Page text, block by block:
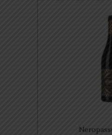
ITALIAANSE
RODE
Deze wijn
robijnrode
kruidig ​​met